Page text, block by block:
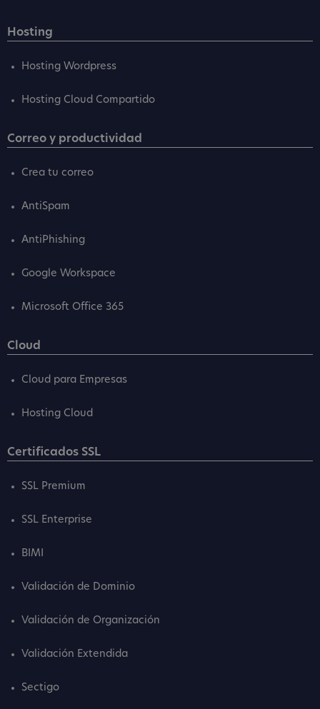
Hosting
Hosting Wordpress
Hosting Cloud Compartido
Correo y productividad
Crea tu correo
AntiSpam
AntiPhishing
Google Workspace
Microsoft Office 365
Cloud
Cloud para Empresas
Hosting Cloud
Certificados SSL
SSL Premium
SSL Enterprise
BIMI
Validación de Dominio
Validación de Organización
Validación Extendida
Sectigo